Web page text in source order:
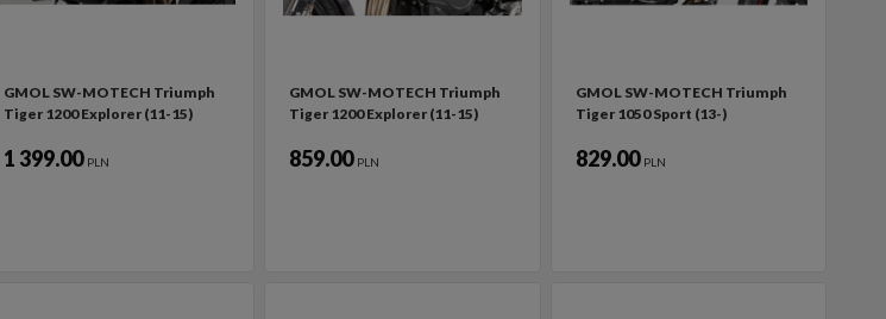
GMOL SW-MOTECH Triumph
Tiger 1200 Explorer (11-15)
1 399.00 PLN
GMOL SW-MOTECH Triumph
Tiger 1200 Explorer (11-15)
859.00 PLN
GMOL SW-MOTECH Triumph
Tiger 1050 Sport (13-)
829.00 PLN